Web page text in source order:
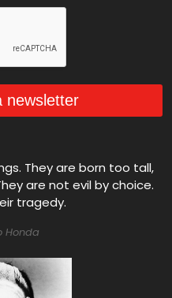
newsletter
They are born too tall,
are not evil by choice.
tragedy.
Honda